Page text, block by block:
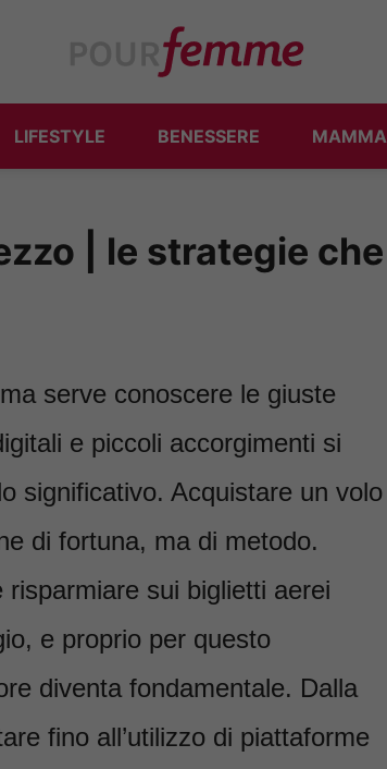
LIFESTYLE BENESSERE MAMMA
| le strategie che
serve conoscere le giuste
e piccoli accorgimenti si
significativo. Acquistare un volo
di fortuna, ma di metodo.
sui biglietti aerei
e proprio per questo
diventa fondamentale. Dalla
fino all’utilizzo di piattaforme